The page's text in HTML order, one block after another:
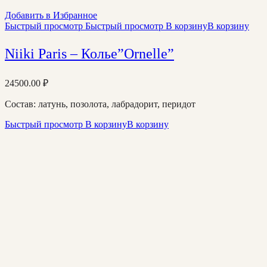
Добавить в Избранное
Быстрый просмотр Быстрый просмотр В корзинуВ корзину
Niiki Paris – Колье”Ornelle”
24500.00 ₽
Состав: латунь, позолота, лабрадорит, перидот
Быстрый просмотр В корзинуВ корзину